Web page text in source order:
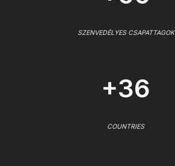
SZENVEDÉLYES CSAPATTAGOK
+36
COUNTRIES